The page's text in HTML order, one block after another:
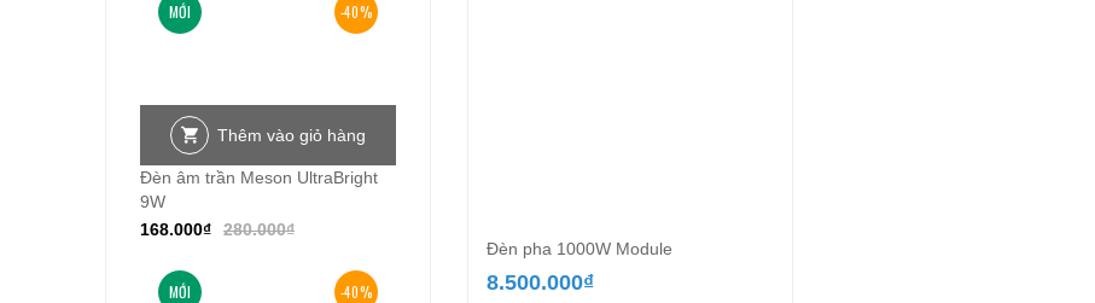
Đèn pha 1000W Module
8.500.000₫
-40%
MỚI
Thêm vào giỏ hàng
Đèn âm trần Meson UltraBright
9W
280.000₫
168.000₫
-40%
MỚI